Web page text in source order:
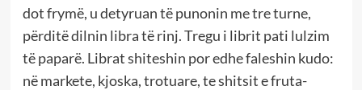
dot frymë, u detyruan të punonin me tre turne,
përditë dilnin libra të rinj. Tregu i librit pati lulzim
të paparë. Librat shiteshin por edhe faleshin kudo:
në markete, kjoska, trotuare, te shitsit e fruta-